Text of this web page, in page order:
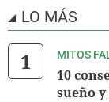
LO MÁS
MITOS
10
sueño